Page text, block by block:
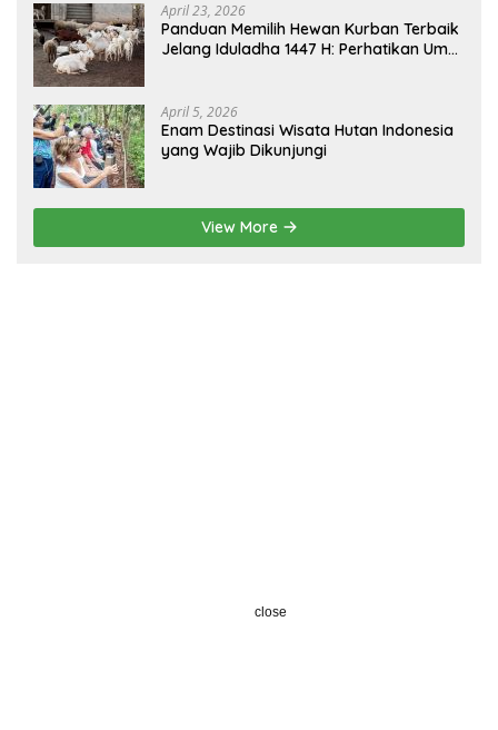
April 23, 2026
Panduan Memilih Hewan Kurban Terbaik
Jelang Iduladha 1447 H: Perhatikan Umur
April 5, 2026
Enam Destinasi Wisata Hutan Indonesia
yang Wajib Dikunjungi
View More
close